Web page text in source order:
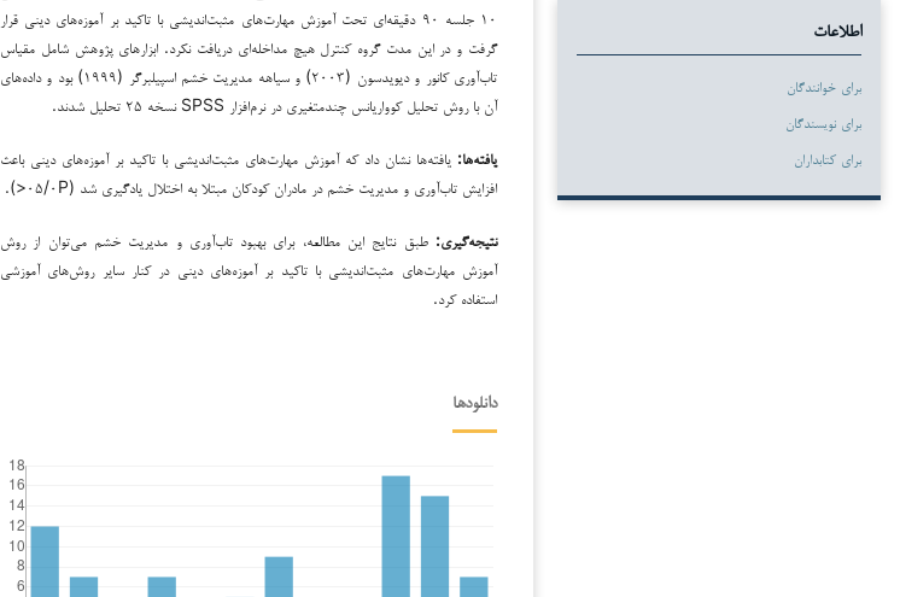
اطلاعات
برای خوانندگان
برای نویسندگان
برای کتابداران
۱۰ جلسه ۹۰ دقیقه‌ای تحت آموزش مهارت‌های مثبت‌اندیشی با تاکید بر آموزه‌های دینی قرار
گرفت و در این مدت گروه کنترل هیچ مداخله‌ای دریافت نکرد. ابزارهای پژوهش شامل مقیاس
تاب‌آوری کانور و دیویدسون (۲۰۰۳) و سیاهه مدیریت خشم اسپیلبرگر (۱۹۹۹) بود و داده‌های
آن با روش تحلیل کوواریانس چندمتغیری در نرم‌افزار SPSS نسخه ۲۵ تحلیل شدند.
یافته‌ها: یافته‌ها نشان داد که آموزش مهارت‌های مثبت‌اندیشی با تاکید بر آموزه‌های دینی باعث
افزایش تاب‌آوری و مدیریت خشم در مادران کودکان مبتلا به اختلال یادگیری شد (۰۵/۰P<).
نتیجه‌گیری: طبق نتایج این مطالعه، برای بهبود تاب‌آوری و مدیریت خشم می‌توان از روش
آموزش مهارت‌های مثبت‌اندیشی با تاکید بر آموزه‌های دینی در کنار سایر روش‌های آموزشی
استفاده کرد.
دانلودها